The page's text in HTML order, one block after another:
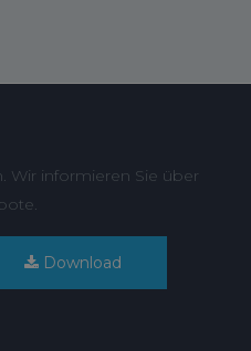
Wir informieren Sie über
Download